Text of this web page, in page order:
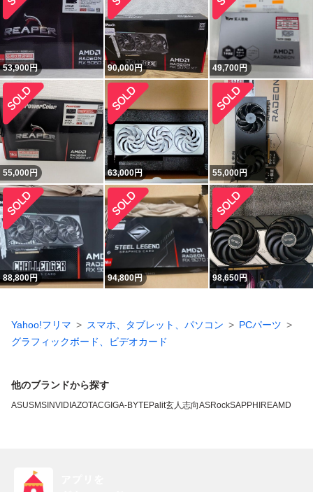
53,900円 90,000円 49,700円
55,000円 63,000円 55,000円
88,800円 94,800円 98,650円
Yahoo!フリマ スマホ、タブレット、パソコン
PCパーツ
グラフィックボード、ビデオカード
他のブランドから探す
ASUSMSI NVIDIAZOTACGIGA-BYTEPalit玄人志向ASRockSAPPHIREAMD